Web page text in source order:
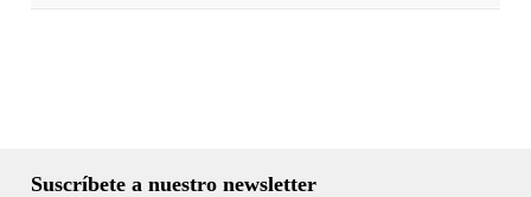
Suscríbete a nuestro newsletter